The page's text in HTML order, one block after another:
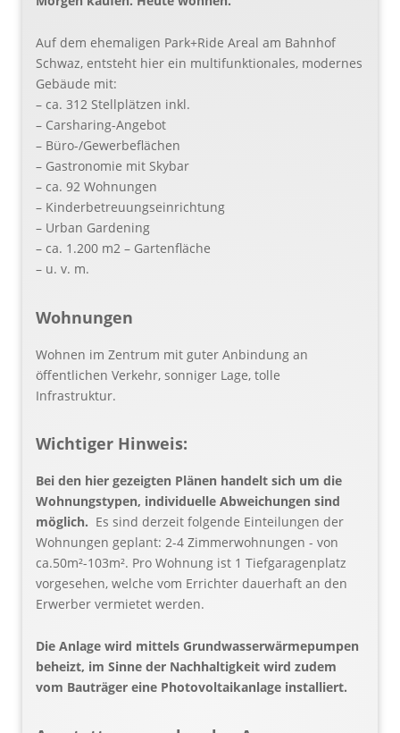
Auf dem ehemaligen Park+Ride Areal am Bahnhof
Schwaz, entsteht hier ein multifunktionales, modernes
Gebäude mit:
– ca. 312 Stellplätzen inkl.
– Carsharing-Angebot
– Büro-/Gewerbeflächen
– Gastronomie mit Skybar
– ca. 92 Wohnungen
– Kinderbetreuungseinrichtung
– Urban Gardening
– ca. 1.200 m2 – Gartenfläche
– u. v. m.
Wohnungen
Wohnen im Zentrum mit guter Anbindung an
öffentlichen Verkehr, sonniger Lage, tolle
Infrastruktur.
Wichtiger Hinweis:
Bei den hier gezeigten Plänen handelt sich um die
Wohnungstypen, individuelle Abweichungen sind
möglich. Es sind derzeit folgende Einteilungen der
Wohnungen geplant: 2-4 Zimmerwohnungen - von
ca.50m²-103m². Pro Wohnung ist 1 Tiefgaragenplatz
vorgesehen, welche vom Errichter dauerhaft an den
Erwerber vermietet werden.
Die Anlage wird mittels Grundwasserwärmepumpen
beheizt, im Sinne der Nachhaltigkeit wird zudem
vom Bauträger eine Photovoltaikanlage installiert.